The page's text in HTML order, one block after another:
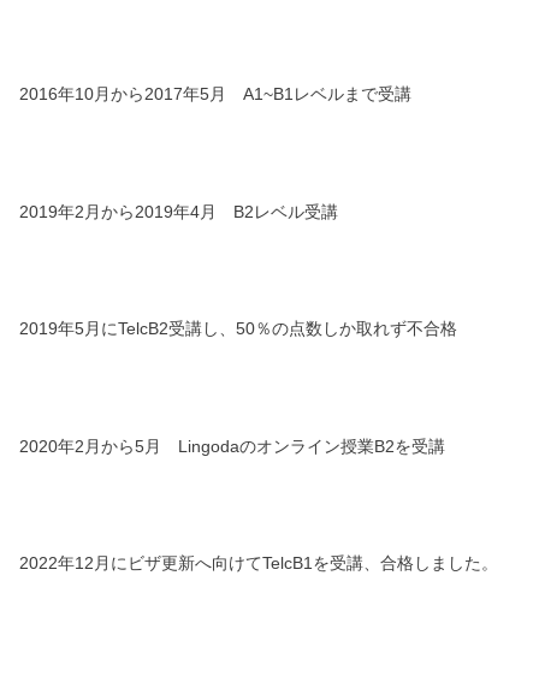
2016年10月から2017年5月 A1~B1レベルまで受講
2019年2月から2019年4月 B2レベル受講
2019年5月にTelcB2受講し、50％の点数しか取れず不合格
2020年2月から5月 Lingodaのオンライン授業B2を受講
2022年12月にビザ更新へ向けてTelcB1を受講、合格しました。